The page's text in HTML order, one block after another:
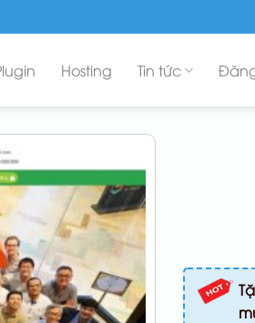
Hosting Tin tức